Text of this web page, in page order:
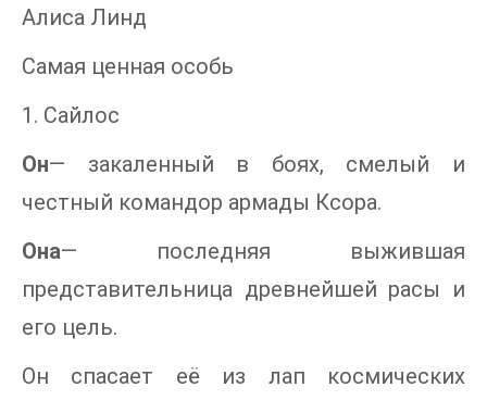
Алиса Линд
Самая ценная особь
1. Сайлос
Он— закаленный в боях, смелый и
честный командор армады Ксора.
Она— последняя выжившая
представительница древнейшей расы и
его цель.
Он спасает её из лап космических